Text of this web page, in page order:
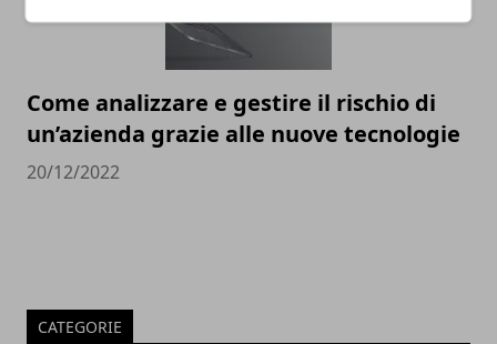
Come analizzare e gestire il rischio di
un’azienda grazie alle nuove tecnologie
20/12/2022
CATEGORIE